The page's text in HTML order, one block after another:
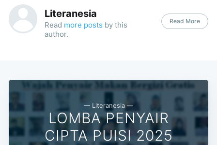
Literanesia
Read more posts by this
author.
Read More
— Literanesia —
LOMBA PENYAIR
CIPTA PUISI 2025